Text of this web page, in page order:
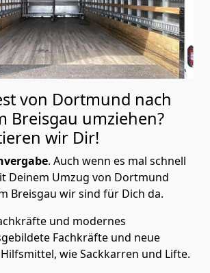
von Dortmund nach
Breisgau umziehen?
wir Dir!
. Auch wenn es mal schnell
Deinem Umzug von Dortmund
Breisgau wir sind für Dich da.
und modernes
Fachkräfte und neue
wie Sackkarren und Lifte.